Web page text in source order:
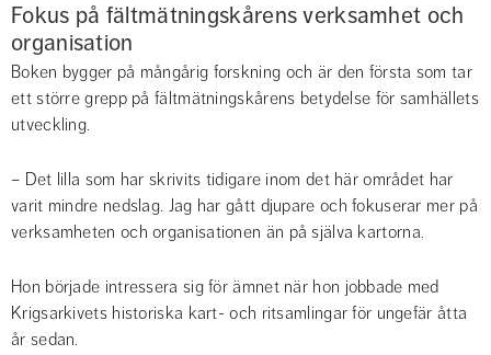
Fokus på fältmätningskårens verksamhet och
organisation
Boken bygger på mångårig forskning och är den första som tar
ett större grepp på fältmätningskårens betydelse för samhällets
utveckling.
– Det lilla som har skrivits tidigare inom det här området har
varit mindre nedslag. Jag har gått djupare och fokuserar mer på
verksamheten och organisationen än på själva kartorna.
Hon började intressera sig för ämnet när hon jobbade med
Krigsarkivets historiska kart- och ritsamlingar för ungefär åtta
år sedan.